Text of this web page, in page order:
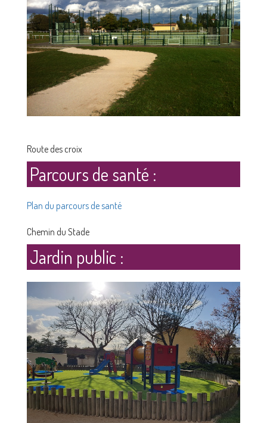
Route des croix
Parcours de santé :
Plan du parcours de santé
Chemin du Stade
Jardin public :